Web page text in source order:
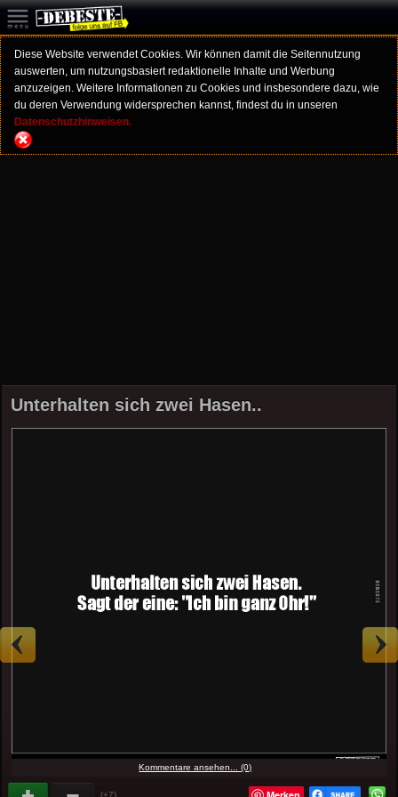
Diese Website verwendet Cookies. Wir können damit die Seitennutzung
auswerten, um nutzungsbasiert redaktionelle Inhalte und Werbung
anzuzeigen. Weitere Informationen zu Cookies und insbesondere dazu, wie
du deren Verwendung widersprechen kannst, findest du in unseren
Datenschutzhinweisen.
Unterhalten sich zwei Hasen..
Kommentare ansehen... (0)
(+7)